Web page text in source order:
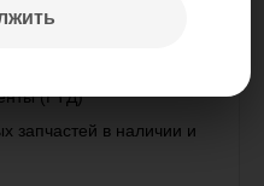
. cresta . chaser , mark
(ГТД)
запчастей в наличии и